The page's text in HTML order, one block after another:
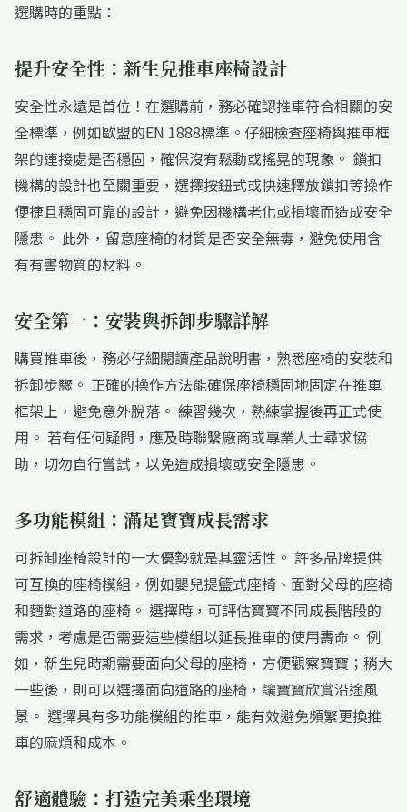
選購時的重點：
提升安全性：新生兒推車座椅設計
安全性永遠是首位！在選購前，務必確認推車符合相關的安
全標準，例如歐盟的EN 1888標準。仔細檢查座椅與推車框
架的連接處是否穩固，確保沒有鬆動或搖晃的現象。 鎖扣
機構的設計也至關重要，選擇按鈕式或快速釋放鎖扣等操作
便捷且穩固可靠的設計，避免因機構老化或損壞而造成安全
隱患。 此外，留意座椅的材質是否安全無毒，避免使用含
有有害物質的材料。
安全第一：安裝與拆卸步驟詳解
購買推車後，務必仔細閱讀產品說明書，熟悉座椅的安裝和
拆卸步驟。 正確的操作方法能確保座椅穩固地固定在推車
框架上，避免意外脫落。 練習幾次，熟練掌握後再正式使
用。 若有任何疑問，應及時聯繫廠商或專業人士尋求協
助，切勿自行嘗試，以免造成損壞或安全隱患。
多功能模組：滿足寶寶成長需求
可拆卸座椅設計的一大優勢就是其靈活性。 許多品牌提供
可互換的座椅模組，例如嬰兒提籃式座椅、面對父母的座椅
和麪對道路的座椅。 選擇時，可評估寶寶不同成長階段的
需求，考慮是否需要這些模組以延長推車的使用壽命。 例
如，新生兒時期需要面向父母的座椅，方便觀察寶寶；稍大
一些後，則可以選擇面向道路的座椅，讓寶寶欣賞沿途風
景。 選擇具有多功能模組的推車，能有效避免頻繁更換推
車的麻煩和成本。
舒適體驗：打造完美乘坐環境